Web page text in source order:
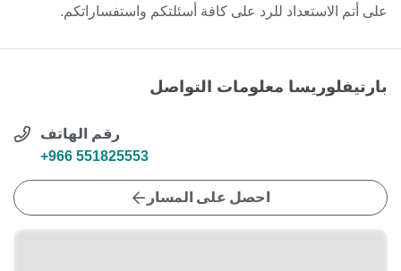
على أتم الاستعداد للرد على كافة أسئلتكم واستفساراتكم.
بارتيفلوريسا معلومات التواصل
رقم الهاتف
+966 551825553
احصل على المسار